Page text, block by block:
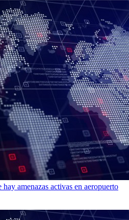
amenazas activas en aeropuerto